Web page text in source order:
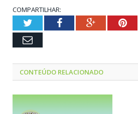
COMPARTILHAR:
TwitterFacebookGoogle+
Email
CONTEÚDO RELACIONADO